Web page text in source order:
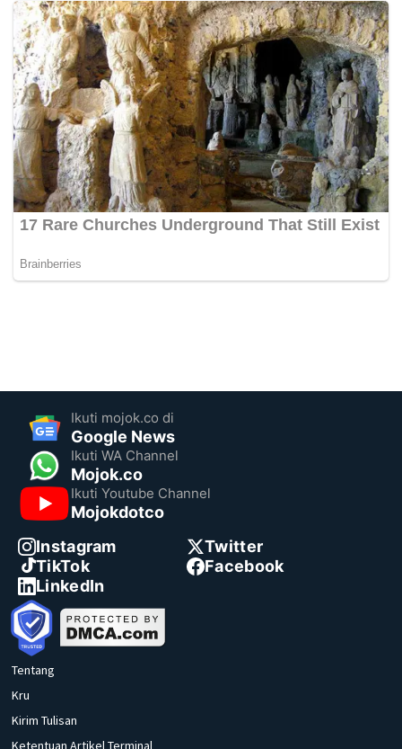
Ikuti mojok.co di
Google News
Ikuti WA Channel
Mojok.co
Ikuti Youtube Channel
Mojokdotco
Instagram
Twitter
TikTok
Facebook
LinkedIn
Tentang
Kru
Kirim Tulisan
Ketentuan Artikel Terminal